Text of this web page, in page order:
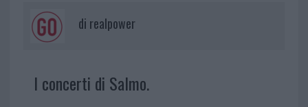
di realpower
I concerti di Salmo.